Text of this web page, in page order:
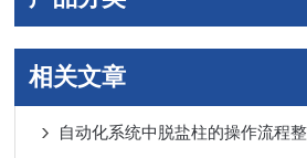
相关文章
自动化系统中脱盐柱的操作流程